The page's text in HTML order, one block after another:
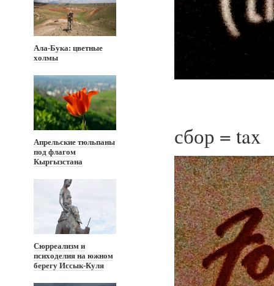
Ала-Бука: цветные
холмы
Апрельские тюльпаны
под флагом
Кыргызстана
Сюрреализм и
психоделия на южном
берегу Иссык-Куля
сбор = tax